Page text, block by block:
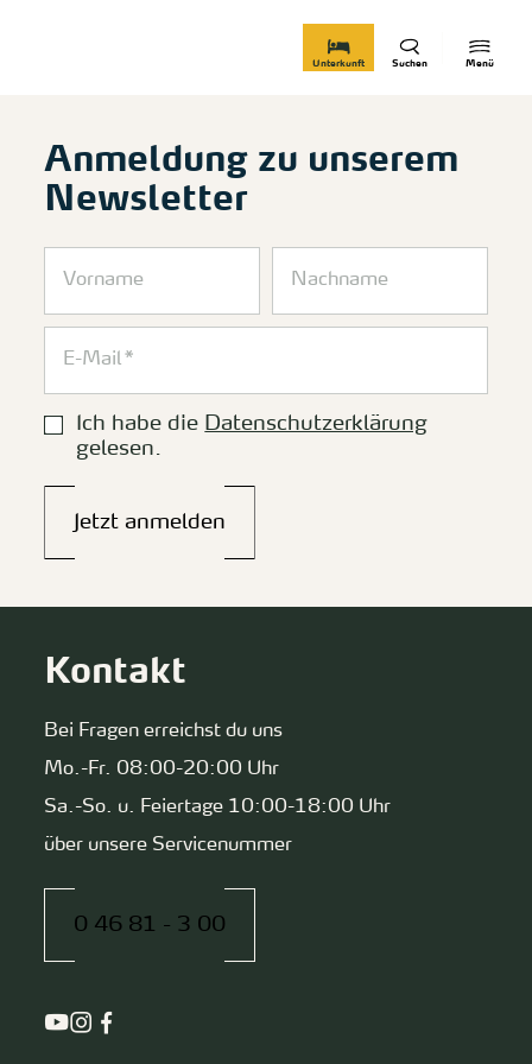
Menü
Suchen
Unterkunft
Anmeldung zu unserem
Newsletter
Ich habe die Datenschutzerklärung
gelesen.
Jetzt anmelden
Kontakt
Bei Fragen erreichst du uns
Mo.-Fr. 08:00-20:00 Uhr
Sa.-So. u. Feiertage 10:00-18:00 Uhr
über unsere Servicenummer
0 46 81 - 3 00